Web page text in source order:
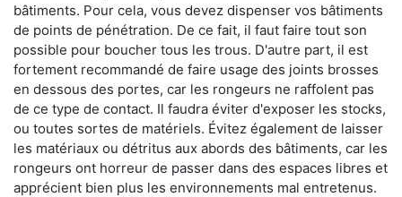
bâtiments. Pour cela, vous devez dispenser vos bâtiments
de points de pénétration. De ce fait, il faut faire tout son
possible pour boucher tous les trous. D'autre part, il est
fortement recommandé de faire usage des joints brosses
en dessous des portes, car les rongeurs ne raffolent pas
de ce type de contact. Il faudra éviter d'exposer les stocks,
ou toutes sortes de matériels. Évitez également de laisser
les matériaux ou détritus aux abords des bâtiments, car les
rongeurs ont horreur de passer dans des espaces libres et
apprécient bien plus les environnements mal entretenus.